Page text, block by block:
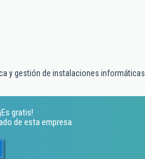
y gestión de instalaciones informáticas
gratis!
de esta empresa